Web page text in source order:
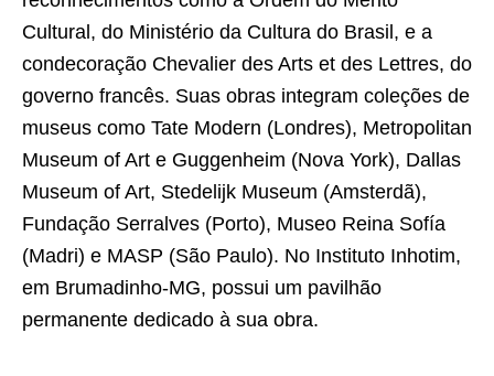
Cultural, do Ministério da Cultura do Brasil, e a
condecoração Chevalier des Arts et des Lettres, do
governo francês. Suas obras integram coleções de
museus como Tate Modern (Londres), Metropolitan
Museum of Art e Guggenheim (Nova York), Dallas
Museum of Art, Stedelijk Museum (Amsterdã),
Fundação Serralves (Porto), Museo Reina Sofía
(Madri) e MASP (São Paulo). No Instituto Inhotim,
em Brumadinho-MG, possui um pavilhão
permanente dedicado à sua obra.